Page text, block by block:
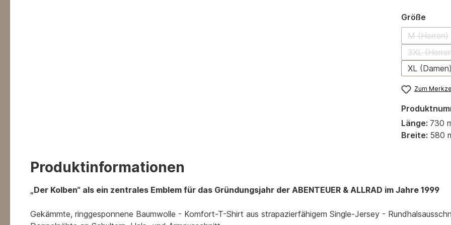
Größe
M (Herren)
3XL
XL (Damen)
Zum
Länge: 730
Breite: 580
Produktinformationen
„Der Kolben“ als ein zentrales Emblem für das Gründungsjahr der ABENTEUER & ALLRAD im Jahre 1999
Gekämmte, ringgesponnene Baumwolle - Komfort-T-Shirt aus strapazierfähigem Single-Jersey -